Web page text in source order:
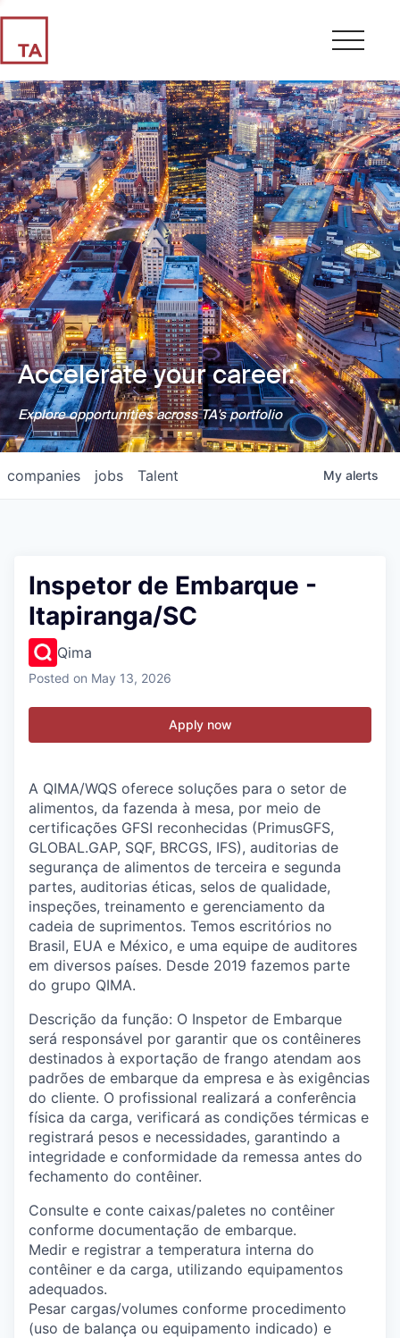
Accelerate your career.
Explore opportunities across TA's portfolio
jobs
companies Talent My alerts
Inspetor de Embarque -
Itapiranga/SC
Qima
Posted on May 13, 2026
Apply now
A QIMA/WQS oferece soluções para o setor de
alimentos, da fazenda à mesa, por meio de
certificações GFSI reconhecidas (PrimusGFS,
GLOBAL.GAP, SQF, BRCGS, IFS), auditorias de
segurança de alimentos de terceira e segunda
partes, auditorias éticas, selos de qualidade,
inspeções, treinamento e gerenciamento da
cadeia de suprimentos. Temos escritórios no
Brasil, EUA e México, e uma equipe de auditores
em diversos países. Desde 2019 fazemos parte
do grupo QIMA.
Descrição da função: O Inspetor de Embarque
será responsável por garantir que os contêineres
destinados à exportação de frango atendam aos
padrões de embarque da empresa e às exigências
do cliente. O profissional realizará a conferência
física da carga, verificará as condições térmicas e
registrará pesos e necessidades, garantindo a
integridade e conformidade da remessa antes do
fechamento do contêiner.
Consulte e conte caixas/paletes no contêiner
conforme documentação de embarque.
Medir e registrar a temperatura interna do
contêiner e da carga, utilizando equipamentos
adequados.
Pesar cargas/volumes conforme procedimento
(uso de balança ou equipamento indicado) e